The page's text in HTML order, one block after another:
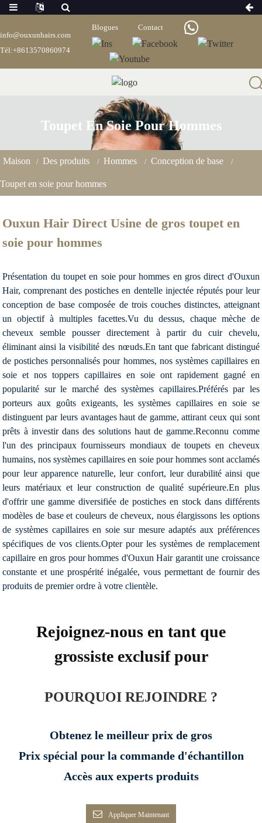
info@ouxunhairs.com
Tél:+8613570860974
Blogues Contact
Toupet En Soie Pour Hommes
Maison Des produits Hommes Conception de base
Toupet en soie pour hommes
Ouxun Hair Direct Usine de gros toupet en
soie pour hommes
Présentation du toupet en soie pour hommes en gros direct d'Ouxun
Hair, comprenant des postiches en dentelle injectée réputés pour leur
conception de base composée de trois couches distinctes, atteignant
un objectif à multiples facettes.Vu du dessus, chaque mèche de
cheveux semble pousser directement à partir du cuir chevelu,
éliminant ainsi la visibilité des nœuds.En tant que fabricant distingué
de postiches personnalisés pour hommes, nos systèmes capillaires en
soie et nos toppers capillaires en soie ont rapidement gagné en
popularité sur le marché des systèmes capillaires.Préférés par les
porteurs aux goûts exigeants, les systèmes capillaires en soie se
distinguent par leurs avantages haut de gamme, attirant ceux qui sont
prêts à investir dans des solutions haut de gamme.Reconnu comme
l'un des principaux fournisseurs mondiaux de toupets en cheveux
humains, nos systèmes capillaires en soie pour hommes sont acclamés
pour leur apparence naturelle, leur confort, leur durabilité ainsi que
leurs matériaux et leur construction de qualité supérieure.En plus
d'offrir une gamme diversifiée de postiches en stock dans différents
modèles de base et couleurs de cheveux, nous élargissons les options
de systèmes capillaires en soie sur mesure adaptés aux préférences
spécifiques de vos clients.Opter pour les systèmes de remplacement
capillaire en gros pour hommes d'Ouxun Hair garantit une croissance
constante et une prospérité inégalée, vous permettant de fournir des
produits de premier ordre à votre clientèle.
Rejoignez-nous en tant que
grossiste exclusif pour
POURQUOI REJOINDRE ?
Obtenez le meilleur prix de gros
Prix ​​spécial pour la commande d'échantillon
Accès aux experts produits
Appliquer Maintenant